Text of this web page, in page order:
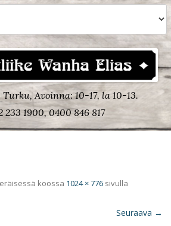
Avoinna: 10-17, la 10-13.
233 1900, 0400 846 817
koossa 1024 × 776 sivulla
Seuraava →